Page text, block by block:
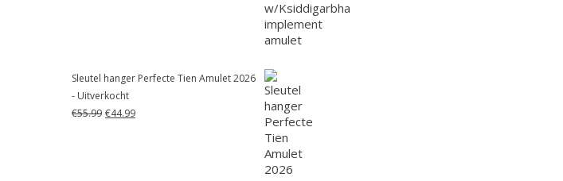
Sleutel hanger Perfecte Tien Amulet 2026
- Uitverkocht
€55.99 Oorspronkelijke
€44.99Huidige